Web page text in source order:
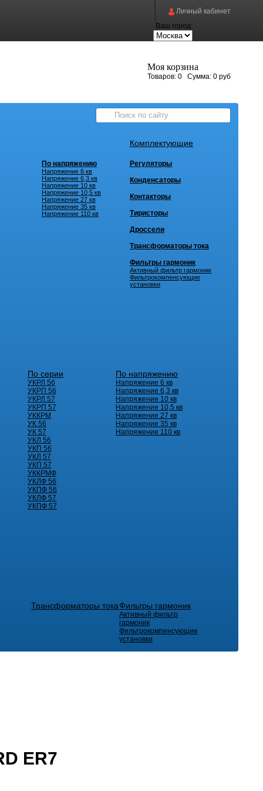
Личный кабинет
Ваш город:
Моя корзина
Товаров: 0 Сумма: 0 руб
По напряжению
Напряжение 6 кв
Напряжение 6,3 кв
Напряжение 10 кв
Напряжение 10,5 кв
Напряжение 27 кв
Напряжение 35 кв
Напряжение 110 кв
Комплектующие
Регуляторы
Конденсаторы
Контакторы
Тиристоры
Дроссели
Трансформаторы тока
Фильтры гармоник
Активный фильтр гармоник
Фильтрокомпенсующие
установки
По серии
УКРЛ 56
УКРП 56
УКРЛ 57
УКРП 57
УККРМ
УК 56
УК 57
УКЛ 56
УКП 56
УКЛ 57
УКП 57
УККРМФ
УКЛФ 56
УКПФ 56
УКЛФ 57
УКПФ 57
По напряжению
Напряжение 6 кв
Напряжение 6,3 кв
Напряжение 10 кв
Напряжение 10,5 кв
Напряжение 27 кв
Напряжение 35 кв
Напряжение 110 кв
Трансформаторы токаФильтры гармоник
Активный фильтр
гармоник
Фильтрокомпенсующие
установки
ER7